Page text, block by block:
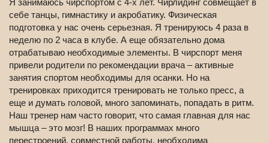
Я занимаюсь чирспортом с 4-х лет. Чирлидинг совмещает в
себе танцы, гимнастику и акробатику. Физическая
подготовка у нас очень серьезная. Я тренируюсь 4 раза в
неделю по 2 часа в клубе. А еще обязательно дома
отрабатываю необходимые элементы. В чирспорт меня
привели родители по рекомендации врача – активные
занятия спортом необходимы для осанки. Но на
тренировках приходится тренировать не только пресс, а
еще и думать головой, много запоминать, попадать в ритм.
Наш тренер нам часто говорит, что самая главная для нас
мышца – это мозг! В наших программах много
перестроений, совместной работы, необходима